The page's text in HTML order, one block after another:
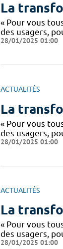
La
« Pour vous
des usagers,
28/01/2025 01:00
ACTUALITÉS
La
« Pour vous
des usagers,
28/01/2025 01:00
ACTUALITÉS
La
« Pour vous
des usagers,
28/01/2025 01:00